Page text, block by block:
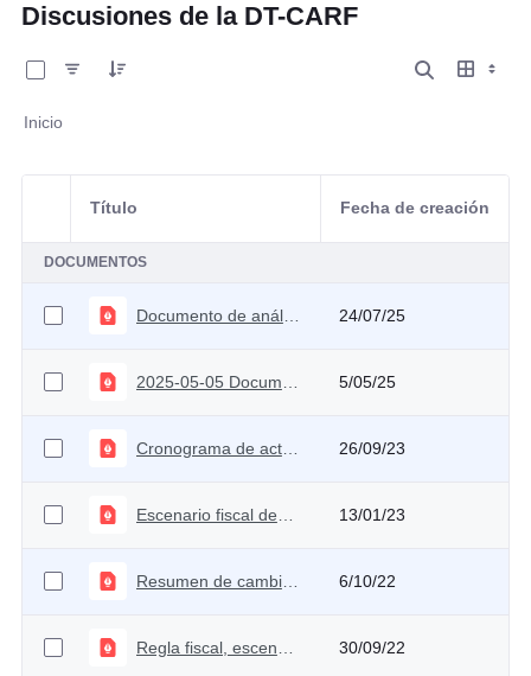
Discusiones de la DT-CARF
Inicio
Selección del elemento
Título Fecha de creación
DOCUMENTOS
Documento de análisis técnico sobre el MFMP 2025 24/07/25
5/05/25
Cronograma de actividades 2023 26/09/23
13/01/23
Resumen de cambios 1ra ponencia de la Reforma Tributaria 2022 6/10/22
30/09/22